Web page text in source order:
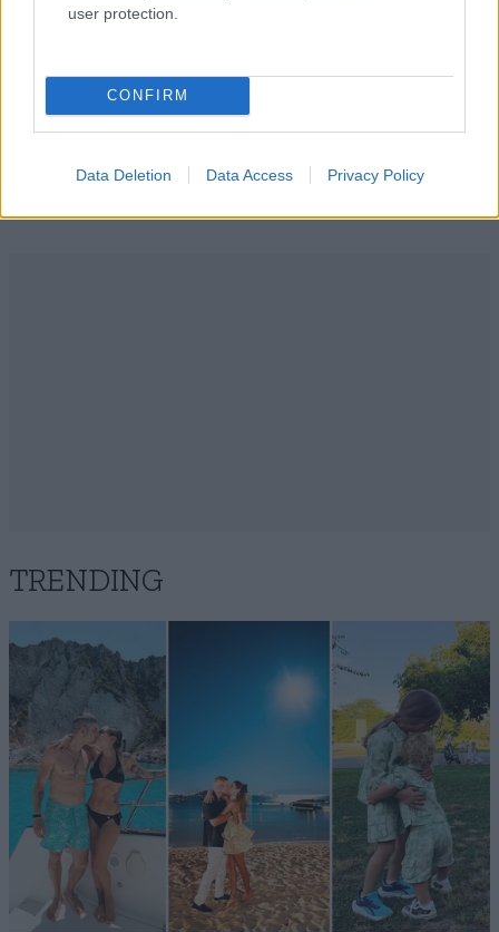
user protection.
CONFIRM
Data Deletion Data Access Privacy Policy
Ακολουθήστε τοNEWSBEASTστοGoogle News
και μάθετε πρώτοι όλες τις ειδήσεις
TRENDING